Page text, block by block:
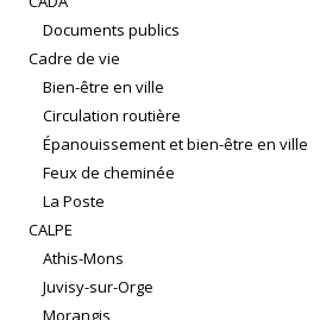
Documents publics
Cadre de vie
Bien-être en ville
Circulation routière
Épanouissement et bien-être en ville
Feux de cheminée
La Poste
CALPE
Athis-Mons
Juvisy-sur-Orge
Morangis